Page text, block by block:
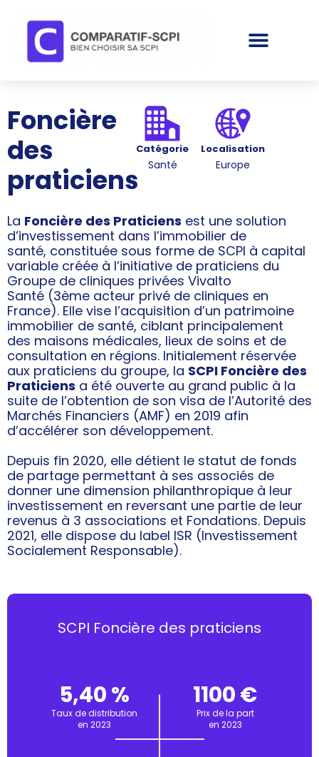
Foncière
des
praticiens
Catégorie
Santé
Localisation
Europe
La Foncière des Praticiens est une solution
d’investissement dans l’immobilier de
santé, constituée sous forme de SCPI à capital
variable créée à l’initiative de praticiens du
Groupe de cliniques privées Vivalto
Santé (3ème acteur privé de cliniques en
France). Elle vise l’acquisition d’un patrimoine
immobilier de santé, ciblant principalement
des maisons médicales, lieux de soins et de
consultation en régions. Initialement réservée
aux praticiens du groupe, la SCPI Foncière des
Praticiens a été ouverte au grand public à la
suite de l’obtention de son visa de l’Autorité des
Marchés Financiers (AMF) en 2019 afin
d’accélérer son développement.
Depuis fin 2020, elle détient le statut de fonds
de partage permettant à ses associés de
donner une dimension philanthropique à leur
investissement en reversant une partie de leur
revenus à 3 associations et Fondations. Depuis
2021, elle dispose du label ISR (Investissement
Socialement Responsable).
SCPI Foncière des praticiens
5,40 %
Taux de distribution
en 2023
1100 €
Prix de la part
en 2023